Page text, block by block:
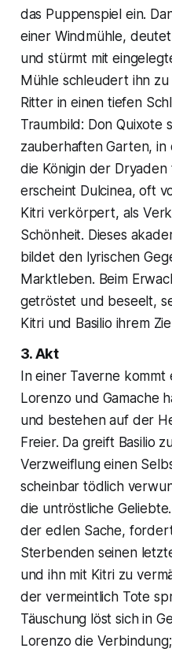
das Puppenspiel ein.
einer Windmühle,
und stürmt mit
Mühle schleudert ihn
Ritter in einen tiefen
Traumbild: Don Quixote
zauberhaften Garten, in
die Königin der
erscheint Dulcinea, oft
Kitri verkörpert, als
Schönheit. Dieses
bildet den lyrischen
Marktleben. Beim
getröstet und beseelt,
Kitri und Basilio ihrem
3. Akt
In einer Taverne kommt
Lorenzo und Gamache
und bestehen auf der
Freier. Da greift Basilio
Verzweiflung einen
scheinbar tödlich
die untröstliche
der edlen Sache,
Sterbenden seinen
und ihn mit Kitri zu
der vermeintlich Tote
Täuschung löst sich in
Lorenzo die